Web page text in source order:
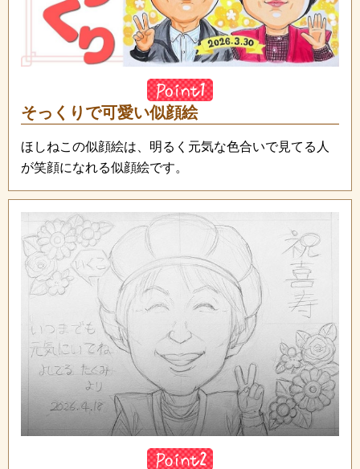
そっくりで可愛い似顔絵
ほしねこの似顔絵は、明るく元気な色合いで見てる人
が笑顔になれる似顔絵です。